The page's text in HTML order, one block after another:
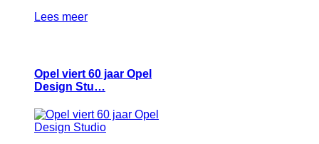
Lees meer
Opel viert 60 jaar Opel
Design Stu…